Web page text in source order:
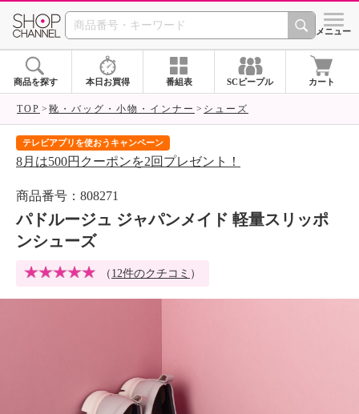
SHOP CHANNEL シメニュー
商品を探す 本日お買得 番組表 SCピープル カート
TOP 靴・バッグ・小物・インナー シューズ
テレビアプリを使おうキャンペーン
8月は500円クーポンを2回プレゼント！
商品番号：808271
パドルージュ ジャパンメイド 軽量スリッポ
ンシューズ
（ 12件のクチコミ ）